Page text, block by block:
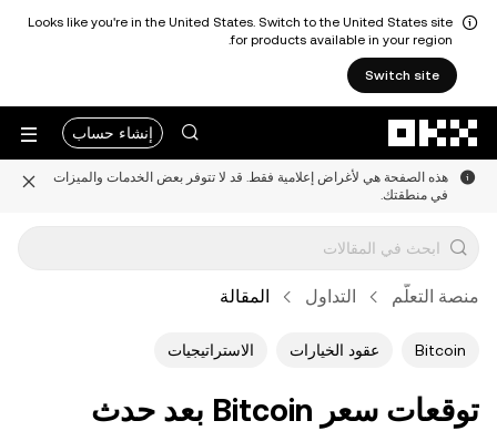
Looks like you're in the United States. Switch to the United States site
for products available in your region.
Switch site
إنشاء حساب
هذه الصفحة هي لأغراض إعلامية فقط. قد لا تتوفر بعض الخدمات والميزات
في منطقتك.
منصة التعلُّم التداول المقالة
Bitcoin عقود الخيارات الاستراتيجيات
توقعات سعر Bitcoin بعد حدث